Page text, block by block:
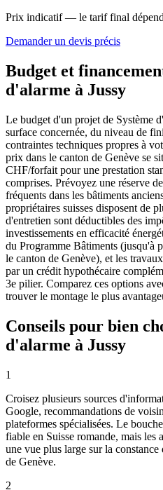
Prix indicatif — le tarif final
Demander un devis précis
Budget et
d'alarme à Jussy
Le budget d'un projet de Système
surface concernée, du niveau de
contraintes techniques propres à
prix dans le canton de Genève se
CHF/forfait pour une prestation
comprises. Prévoyez une réserve
fréquents dans les bâtiments
propriétaires suisses disposent de
d'entretien sont déductibles des
investissements en efficacité
du Programme Bâtiments (jusqu'à
le canton de Genève), et les
par un crédit hypothécaire
3e pilier. Comparez ces options
trouver le montage le plus
Conseils pour bien
d'alarme à Jussy
1
Croisez plusieurs sources
Google, recommandations de
plateformes spécialisées. Le
fiable en Suisse romande, mais les
une vue plus large sur la
de Genève.
2